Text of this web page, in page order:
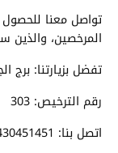
تواصل معنا للحصول
المرخصين، والذين
تفضل بزيارتنا: برج
رقم الترخيص: 303
اتصل بنا: 97430451451+